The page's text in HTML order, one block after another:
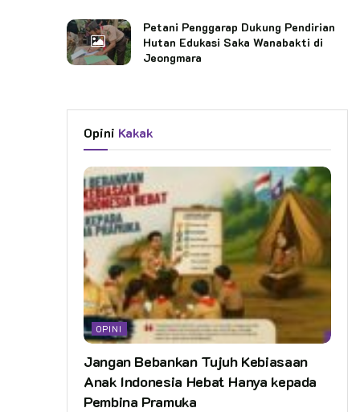
Petani Penggarap Dukung Pendirian
Hutan Edukasi Saka Wanabakti di
Jeongmara
Opini Kakak
OPINI
Jangan Bebankan Tujuh Kebiasaan
Anak Indonesia Hebat Hanya kepada
Pembina Pramuka